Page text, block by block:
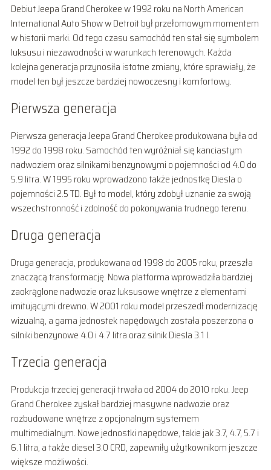
Debiut Jeepa Grand Cherokee w 1992 roku na North American
International Auto Show w Detroit był przełomowym momentem
w historii marki. Od tego czasu samochód ten stał się symbolem
luksusu i niezawodności w warunkach terenowych. Każda
kolejna generacja przynosiła istotne zmiany, które sprawiały, że
model ten był jeszcze bardziej nowoczesny i komfortowy.
Pierwsza generacja
Pierwsza generacja Jeepa Grand Cherokee produkowana była od
1992 do 1998 roku. Samochód ten wyróżniał się kanciastym
nadwoziem oraz silnikami benzynowymi o pojemności od 4.0 do
5.9 litra. W 1995 roku wprowadzono także jednostkę Diesla o
pojemności 2.5 TD. Był to model, który zdobył uznanie za swoją
wszechstronność i zdolność do pokonywania trudnego terenu.
Druga generacja
Druga generacja, produkowana od 1998 do 2005 roku, przeszła
znaczącą transformację. Nowa platforma wprowadziła bardziej
zaokrąglone nadwozie oraz luksusowe wnętrze z elementami
imitującymi drewno. W 2001 roku model przeszedł modernizację
wizualną, a gama jednostek napędowych została poszerzona o
silniki benzynowe 4.0 i 4.7 litra oraz silnik Diesla 3.1 l.
Trzecia generacja
Produkcja trzeciej generacji trwała od 2004 do 2010 roku. Jeep
Grand Cherokee zyskał bardziej masywne nadwozie oraz
rozbudowane wnętrze z opcjonalnym systemem
multimedialnym. Nowe jednostki napędowe, takie jak 3.7, 4.7, 5.7 i
6.1 litra, a także diesel 3.0 CRD, zapewniły użytkownikom jeszcze
większe możliwości.